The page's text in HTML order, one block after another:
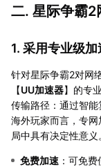
二. 星际争霸2
1. 采用专业级
针对星际争霸2对网
【UU加速器】的专
传输路径：通过智
海外玩家而言，专
局中具有决定性意义
免费加速 ：可免